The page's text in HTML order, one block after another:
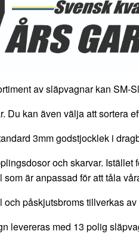
av släpvagnar kan SM-
kan även välja att sortera
3mm godstjocklek i
och skarvar.
som är anpassad för att tåla
påskjutsbroms tillverkas
levereras med 13 polig